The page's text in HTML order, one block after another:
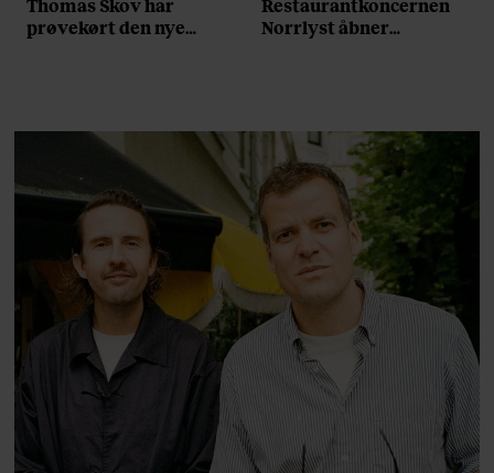
Thomas Skov har
prøvekørt den nye
Restaurantkoncernen
Norrlyst åbner